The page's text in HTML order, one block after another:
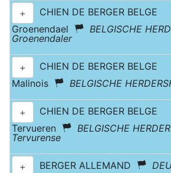
+
CHIEN DE BERGER BELGE
Groenendael
BELGISCHE
Groenendaler
+
CHIEN DE BERGER BELGE
Malinois
BELGISCHE
+
CHIEN DE BERGER BELGE
Tervueren
BELGISCHE
Tervurense
+ BERGER ALLEMAND